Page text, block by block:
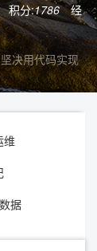
积分:1786
经
决用代码实现
维
据